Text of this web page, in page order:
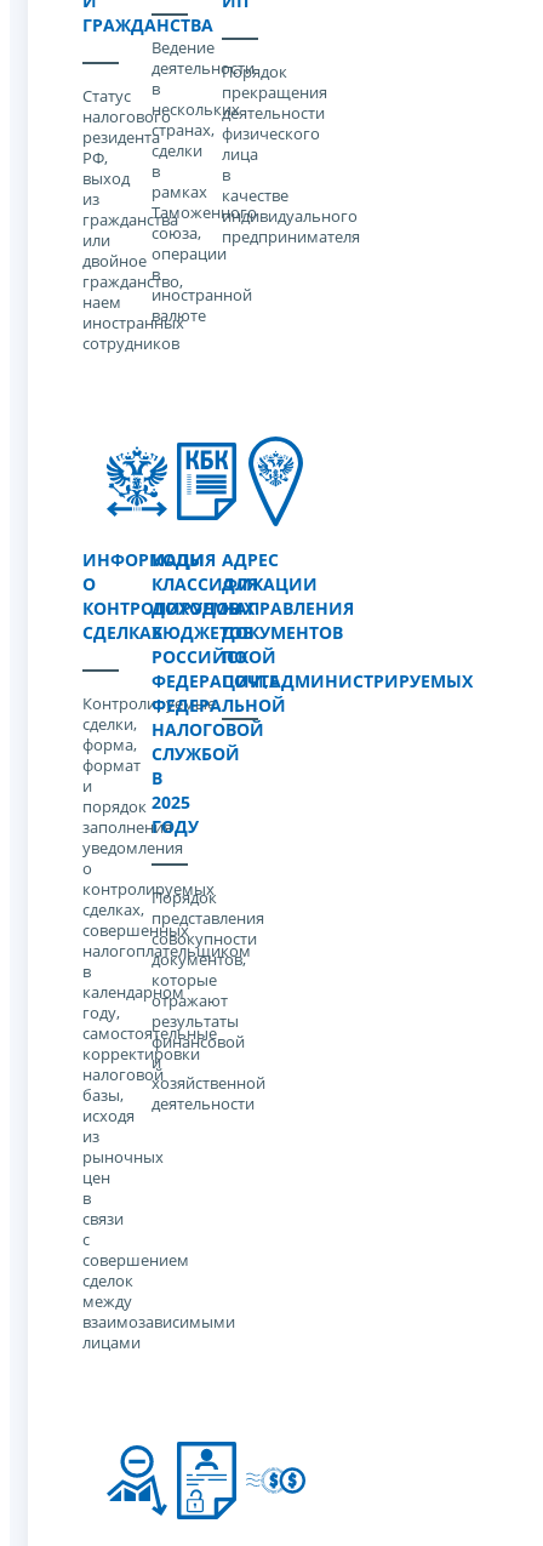
ГРАЖДАНСТВА
Статус
налогового
резидента
РФ,
выход
из
гражданства
или
двойное
гражданство,
наем
иностранных
сотрудников
Ведение
деятельности
в
нескольких
странах,
сделки
в
рамках
Таможенного
союза,
операции
в
иностранной
валюте
Порядок
прекращения
деятельности
физического
лица
в
качестве
индивидуального
предпринимателя
ИНФОРМАЦИЯ
О
КОНТРОЛИРУЕМЫХ
СДЕЛКАХ
Контролируемые
сделки,
форма,
формат
и
порядок
заполнения
уведомления
о
контролируемых
сделках,
совершенных
налогоплательщиком
в
календарном
году,
самостоятельные
корректировки
налоговой
базы,
исходя
из
рыночных
цен
в
связи
с
совершением
сделок
между
взаимозависимыми
лицами
КОДЫ
КЛАССИФИКАЦИИ
ДОХОДОВ
БЮДЖЕТОВ
РОССИЙСКОЙ
ФЕДЕРАЦИИ,АДМИНИСТРИРУЕМЫХ
ФЕДЕРАЛЬНОЙ
НАЛОГОВОЙ
СЛУЖБОЙ
В
2025
ГОДУ
Порядок
представления
совокупности
документов,
которые
отражают
результаты
финансовой
и
хозяйственной
деятельности
АДРЕС
ДЛЯ
НАПРАВЛЕНИЯ
ДОКУМЕНТОВ
ПО
ПОЧТЕ